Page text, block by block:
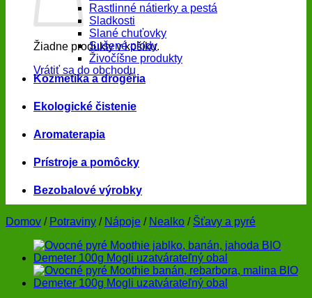
Žiadne produkty v košíku.
Vrátiť sa do obchodu
Rastlinné nátierky a pestá
Sladkosti
Slané chuťovky
Sušené plody
Živočíšne produkty
Kozmetika a drogéria
Ekologické čistenie
Aromaterapia
Prístroje a pomôcky
Bezobalové výrobky
Domov / Potraviny / Nápoje / Nealko / Šťavy a pyré